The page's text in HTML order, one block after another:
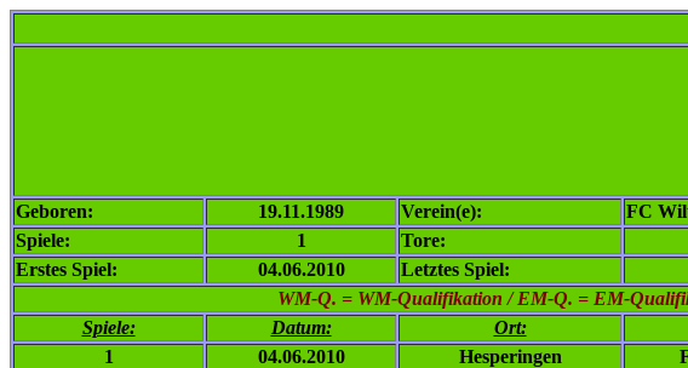
Geboren: 19.11.1989 Verein(e):
FC
Spiele:
1 Tore:
Erstes Spiel:
04.06.2010 Letztes Spiel:
WM-Q. = WM-Qualifikation / EM-Q. = EM-
Spiele:
Datum: Ort:
1
04.06.2010 Hesperingen